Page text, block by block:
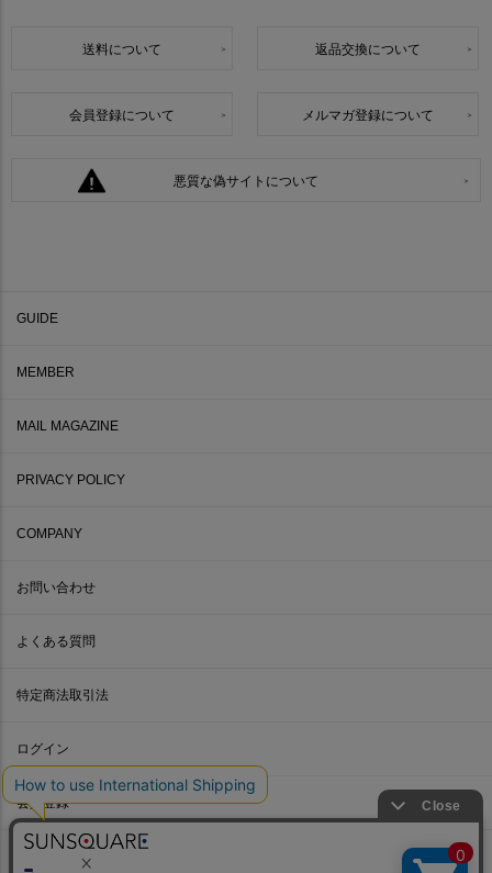
送料について 返品交換について
会員登録について メルマガ登録について
悪質な偽サイトについて
GUIDE
MEMBER
MAIL MAGAZINE
PRIVACY POLICY
COMPANY
お問い合わせ
よくある質問
特定商法取引法
ログイン
会員登録